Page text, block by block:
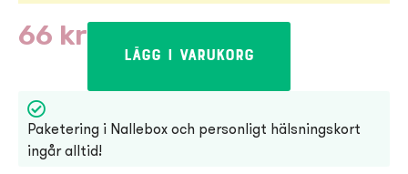
66 kr
Lägg i varukorg
Paketering i Nallebox och personligt hälsningskort
ingår alltid!